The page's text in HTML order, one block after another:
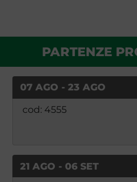
PARTENZE
07 AGO - 23 AGO
cod: 4555
21 AGO - 06 SET